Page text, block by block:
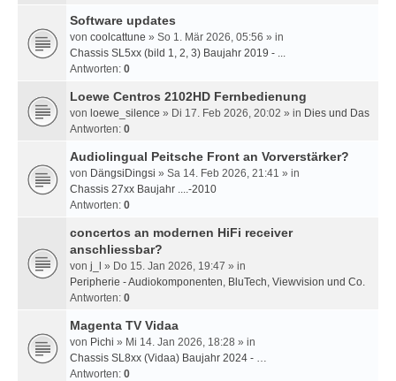
Software updates
von coolcattune » So 1. Mär 2026, 05:56 » in
Chassis SL5xx (bild 1, 2, 3) Baujahr 2019 - ...
Antworten: 0
Loewe Centros 2102HD Fernbedienung
von loewe_silence » Di 17. Feb 2026, 20:02 » in Dies und Das
Antworten: 0
Audiolingual Peitsche Front an Vorverstärker?
von DängsiDingsi » Sa 14. Feb 2026, 21:41 » in
Chassis 27xx Baujahr ....-2010
Antworten: 0
concertos an modernen HiFi receiver
anschliessbar?
von j_l
» Do 15. Jan 2026, 19:47 » in
Peripherie - Audiokomponenten, BluTech, Viewvision und Co.
Antworten: 0
Magenta TV Vidaa
von Pichi » Mi 14. Jan 2026, 18:28 » in
Chassis SL8xx (Vidaa) Baujahr 2024 - …
Antworten: 0